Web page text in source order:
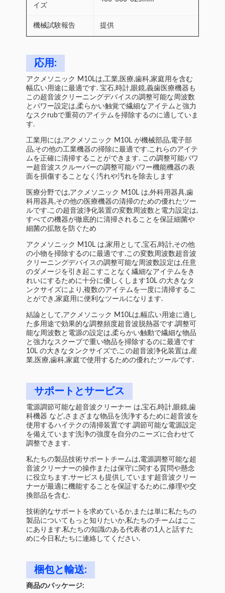
イズ
機械試験報告 提供
応用:
アクメソニック M10Lは,工業,医療,歯科,家庭用を含む
幅広い用途に最適です. 宝石,時計,眼鏡,義歯医療機器も
この超音波クリーニングデバイスの調整可能な周波数
とパワー設定は,柔らかい触覚で繊細なアイテムと強力
なスクrubで重荷のアイテムを掃除するのに適していま
す.
工業用には,アクメソニック M10L が機械部品,電子部
品,その他の工業機器の掃除に最適です.これらのアイテ
ムを正確に清掃することができます. この調整可能パワ
ー超音波スクルーバーの調整可能パワー機能機器の表
面を損傷することなく汚れや汚れを除去します
医療分野では,アクメソニック M10L は,外科用器具,歯
科用器具,その他の医療機器の清掃のための優れたツー
ルです.この超音波浄化装置の変数周波数と電力設定は,
すべての機器が徹底的に清掃されることを保証細菌や
細菌の拡散を防ぐため
アクメソニック M10L は,家用として,宝石,時計,その他
の小物を掃除するのに最適です.この変数周波数超音波
クリーニングデバイスの調整可能な周波数設定は,任意
のダメージを引き起こすことなく繊細なアイテムをき
れいにするために十分に優しくします10L の大きなタ
ンクサイズにより,複数のアイテムを一度に清掃するこ
とができ,家庭用に便利なツールになります.
結論として,アクメソニック M10Lは,幅広い用途に適し
た多用途で効果的な調整頻度超音波脱熱器です.調整可
能な周波数と電源の設定は,柔らかい触動で繊細な物品
と強力なスクーブで重い物品を掃除するのに最適です
10L の大きなタンクサイズで,この超音波浄化装置は,産
業,医療,歯科,家庭で使用するための優れたツールです.
サポートとサービス
電源調節可能な超音波クリーナー は,宝石,時計,眼鏡,歯
科機器 など,さまざまな物品を洗浄するために超音波を
使用するハイテクの清掃装置です.調節可能な電源設定
を備えています洗浄の強度を自分のニーズに合わせて
調整できます.
私たちの製品技術サポートチームは,電源調整可能な超
音波クリーナーの操作または保守に関する質問や懸念
に役立ちます.サービスも提供しています超音波クリー
ナーが最適に機能することを保証するために,修理や交
換部品を含む.
技術的なサポートを求めているか,または単に私たちの
製品についてもっと知りたいか,私たちのチームはここ
にあります.私たちの知識のある代表者の1人と話すた
めに今日私たちに連絡してください.
梱包と輸送:
商品のパッケージ: